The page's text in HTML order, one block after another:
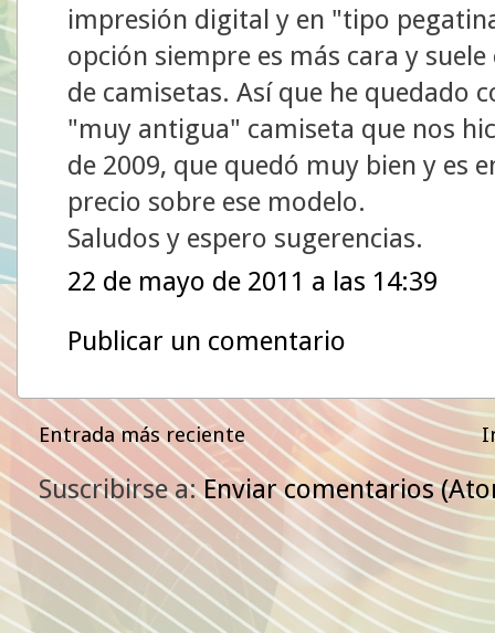
impresión digital y en "tipo
opción siempre es más cara y
de camisetas. Así que he quedado
"muy antigua" camiseta que nos
de 2009, que quedó muy bien y es
precio sobre ese modelo.
Saludos y espero sugerencias.
22 de mayo de 2011 a las 14:39
Publicar un comentario
Entrada más reciente
Suscribirse a:Enviar comentarios